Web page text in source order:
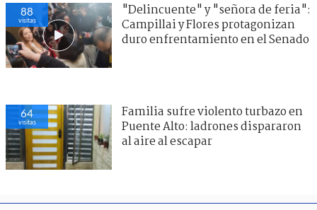
88
visitas
"Delincuente" y "señora de feria":
Campillai y Flores protagonizan
duro enfrentamiento en el Senado
64
visitas
Familia sufre violento turbazo en
Puente Alto: ladrones dispararon
al aire al escapar